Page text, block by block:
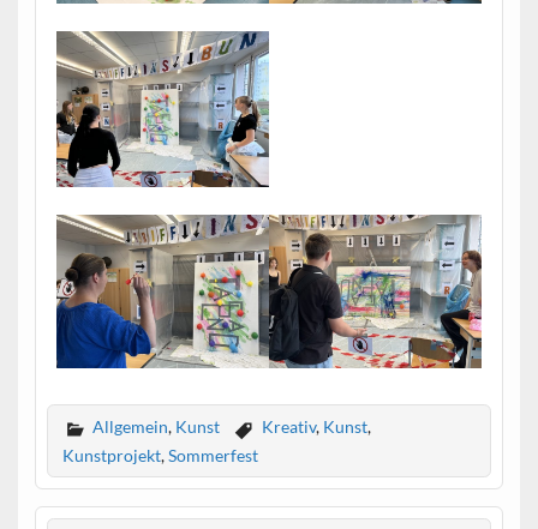
Allgemein, Kunst Kreativ, Kunst,
Kunstprojekt,Sommerfest